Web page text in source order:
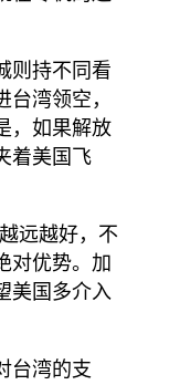
则持不同看
湾领空，
，如果解放
着美国飞
远越好，不
对优势。加
美国多介入
台湾的支